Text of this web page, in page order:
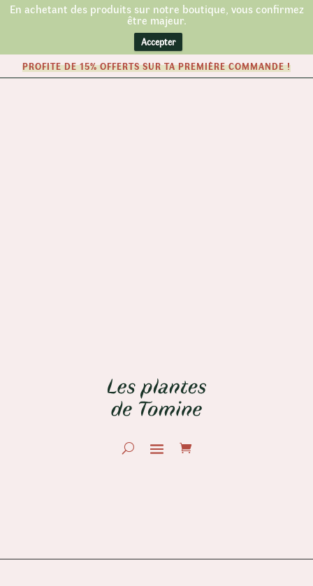
En achetant des produits sur notre boutique, vous confirmez
être majeur.
Accepter
PROFITE DE 15% OFFERTS SUR TA PREMIÈRE COMMANDE !